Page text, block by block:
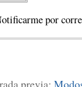
por
previa: